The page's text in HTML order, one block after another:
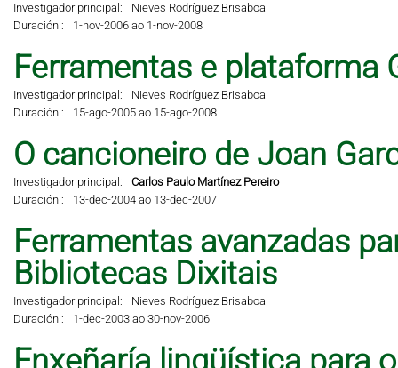
Investigador principal:
Nieves Rodríguez Brisaboa
Duración :
1-nov-2006 ao 1-nov-2008
Ferramentas e plataforma
Investigador principal:
Nieves Rodríguez Brisaboa
Duración :
15-ago-2005 ao 15-ago-2008
O cancioneiro de Joan
Investigador principal:
Carlos Paulo Martínez Pereiro
Duración :
13-dec-2004 ao 13-dec-2007
Ferramentas avanzadas
Bibliotecas Dixitais
Investigador principal:
Nieves Rodríguez Brisaboa
Duración :
1-dec-2003 ao 30-nov-2006